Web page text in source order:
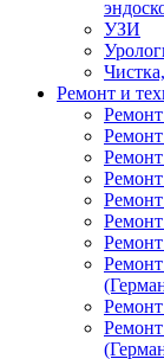
УЗИ
Ремонт и